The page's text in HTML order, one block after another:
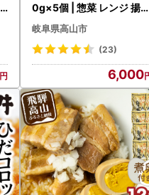
0g×5個 | 惣菜 レンジ 揚げ
調理済 ひだコロッケ FU00
6
岐阜県高山市
(23)
6,000